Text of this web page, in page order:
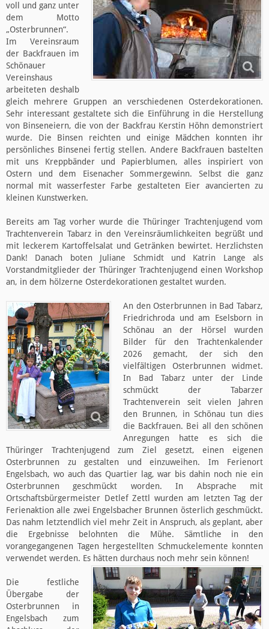
voll und ganz unter
dem Motto
„Osterbrunnen“.
Im Vereinsraum
der Backfrauen im
Schönauer
Vereinshaus
arbeiteten deshalb
gleich mehrere Gruppen an verschiedenen Osterdekorationen.
Sehr interessant gestaltete sich die Einführung in die Herstellung
von Binseneiern, die von der Backfrau Kerstin Höhn demonstriert
wurde. Die Binsen reichten und einige Mädchen konnten ihr
persönliches Binsenei fertig stellen. Andere Backfrauen bastelten
mit uns Kreppbänder und Papierblumen, alles inspiriert von
Ostern und dem Eisenacher Sommergewinn. Selbst die ganz
normal mit wasserfester Farbe gestalteten Eier avancierten zu
kleinen Kunstwerken.
Bereits am Tag vorher wurde die Thüringer Trachtenjugend vom
Trachtenverein Tabarz in den Vereinsräumlichkeiten begrüßt und
mit leckerem Kartoffelsalat und Getränken bewirtet. Herzlichsten
Dank! Danach boten Juliane Schmidt und Katrin Lange als
Vorstandmitglieder der Thüringer Trachtenjugend einen Workshop
an, in dem hölzerne Osterdekorationen gestaltet wurden.
An den Osterbrunnen in Bad Tabarz,
Friedrichroda und am Eselsborn in
Schönau an der Hörsel wurden
Bilder für den Trachtenkalender
2026 gemacht, der sich den
vielfältigen Osterbrunnen widmet.
In Bad Tabarz unter der Linde
schmückt der Tabarzer
Trachtenverein seit vielen Jahren
den Brunnen, in Schönau tun dies
die Backfrauen. Bei all den schönen
Anregungen hatte es sich die
Thüringer Trachtenjugend zum Ziel gesetzt, einen eigenen
Osterbrunnen zu gestalten und einzuweihen. Im Ferienort
Engelsbach, wo auch das Quartier lag, war bis dahin noch nie ein
Osterbrunnen geschmückt worden. In Absprache mit
Ortschaftsbürgermeister Detlef Zettl wurden am letzten Tag der
Ferienaktion alle zwei Engelsbacher Brunnen österlich geschmückt.
Das nahm letztendlich viel mehr Zeit in Anspruch, als geplant, aber
die Ergebnisse belohnten die Mühe. Sämtliche in den
vorangegangenen Tagen hergestellten Schmuckelemente konnten
verwendet werden. Es hätten durchaus noch mehr sein können!
Die festliche
Übergabe der
Osterbrunnen in
Engelsbach zum